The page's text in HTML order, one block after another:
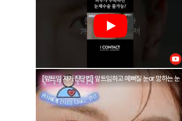
[앞트임 자가진단법] 앞트임하고 예뻐질 눈or 망하는 눈